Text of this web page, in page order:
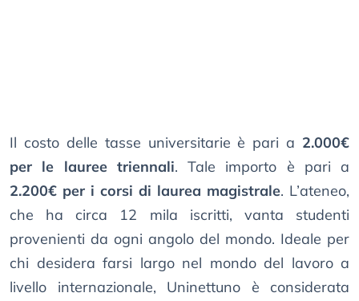
Il costo delle tasse universitarie è pari a 2.000€
per le lauree triennali. Tale importo è pari a
2.200€ per i corsi di laurea magistrale. L’ateneo,
che ha circa 12 mila iscritti, vanta studenti
provenienti da ogni angolo del mondo. Ideale per
chi desidera farsi largo nel mondo del lavoro a
livello internazionale, Uninettuno è considerata